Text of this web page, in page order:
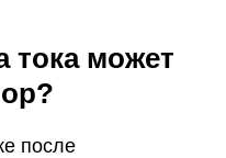
тока может
после